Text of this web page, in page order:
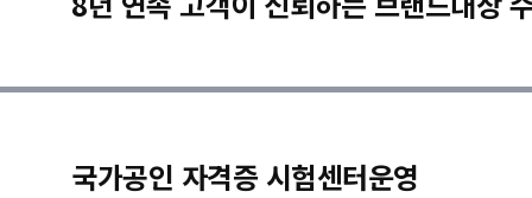
국가공인 자격증 시험센터운영